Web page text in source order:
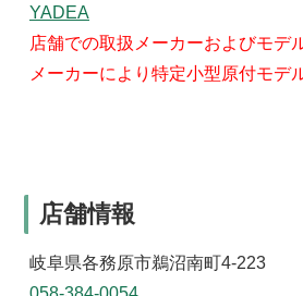
YADEA
店舗での取扱メーカーおよびモデ
メーカーにより特定小型原付モデ
店舗情報
岐阜県各務原市鵜沼南町4-223